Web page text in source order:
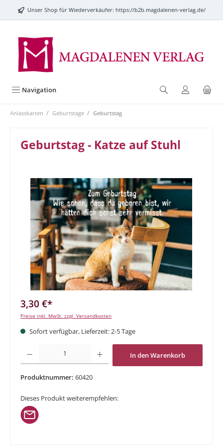
springenUnser Shop für Wiederverkäufer: https://b2b.magdalenen-verlag.de/
Navigation
Anlasskarten / Geburtstage / Geburtstag
Geburtstag - Katze auf Stuhl
Bildergalerie überspringen
3,30 €*
Preise inkl. MwSt. zzgl. Versandkosten
Sofort verfügbar, Lieferzeit: 2-5 Tage
Produkt Anzahl: Gib den gewünschten Wert ein oder benutze die Schaltflächen um
In den Warenkorb
Produktnummer: 60420
Dieses Produkt weiterempfehlen: